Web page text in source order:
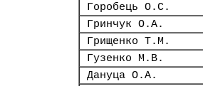
Горобець О.С.
Гринчук О.А.
Грищенко Т.М.
Гузенко М.В.
Дануца О.А.